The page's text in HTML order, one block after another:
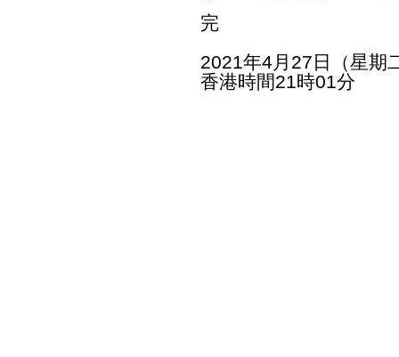
完
2021年4月27日（星期
香港時間21時01分